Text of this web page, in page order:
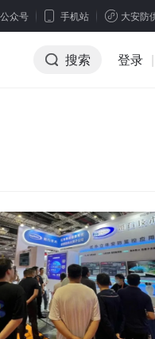
公众号 手机站 大安防
搜索 登录 |